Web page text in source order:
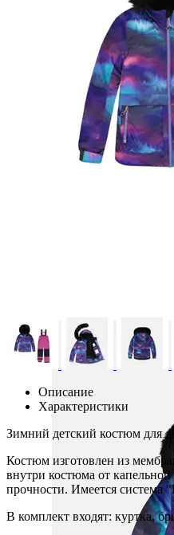
Описание
Характеристики
Зимний детский костюм для
Костюм изготовлен из
внутри костюма от
прочности. Имеется система
В комплект входят: куртка,